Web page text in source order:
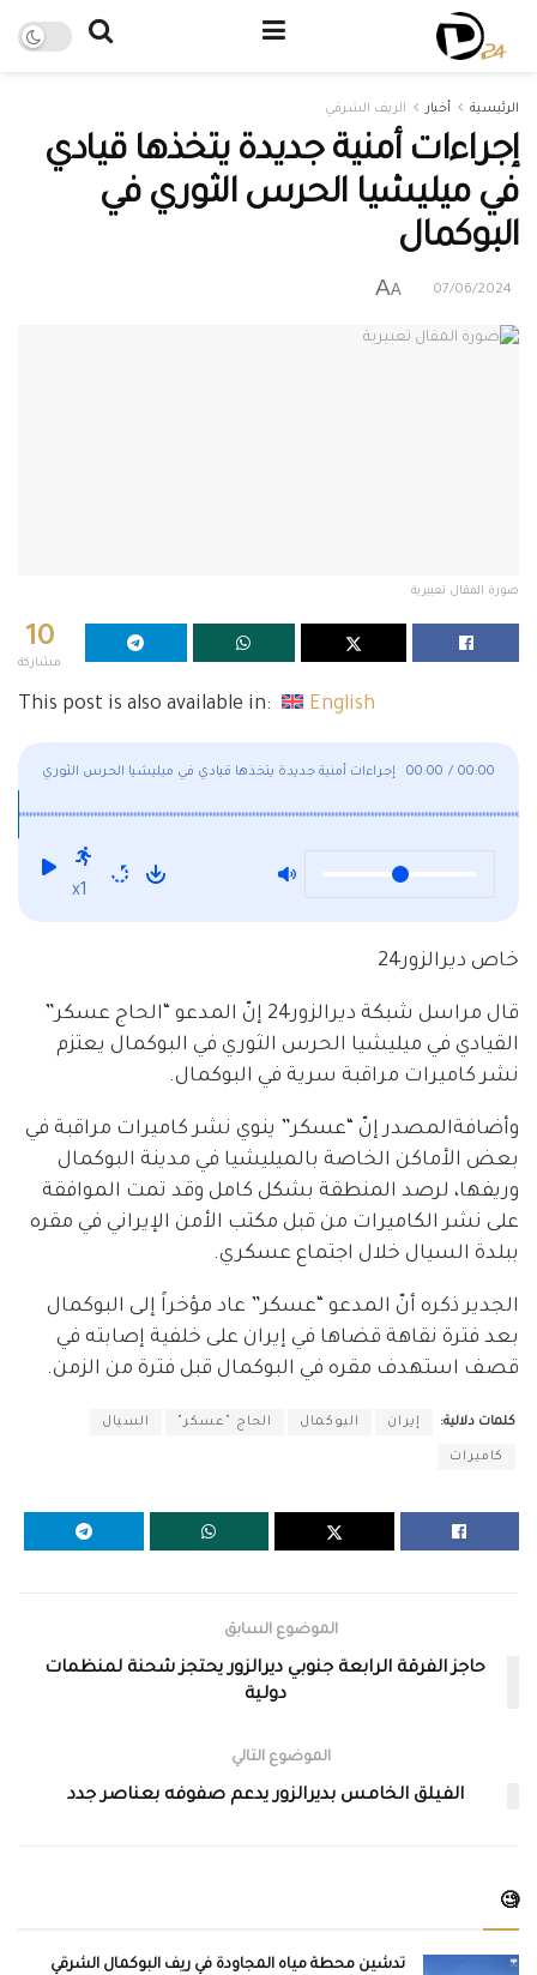
الرئيسية أخبار الريف الشرقي
إجراءات أمنية جديدة يتخذها قيادي
في ميليشيا الحرس الثوري في
البوكمال
07/06/2024
A
A
صورة المقال تعبيرية
10
مشاركة
This post is also available in: English
إجراءات أمنية جديدة يتخذها قيادي في ميليشيا الحرس الثوري 00:00 / 00:00
x1
خاص ديرالزور24
قال مراسل شبكة ديرالزور24 إنّ المدعو “الحاج عسكر”
القيادي في ميليشيا الحرس الثوري في البوكمال يعتزم
نشر كاميرات مراقبة سرية في البوكمال.
وأضافةالمصدر إنّ “عسكر” ينوي نشر كاميرات مراقبة في
بعض الأماكن الخاصة بالميليشيا في مدينة البوكمال
وريفها، لرصد المنطقة بشكل كامل وقد تمت الموافقة
على نشر الكاميرات من قبل مكتب الأمن الإيراني في مقره
ببلدة السيال خلال اجتماع عسكري.
الجدير ذكره أنّ المدعو “عسكر” عاد مؤخراً إلى البوكمال
بعد فترة نقاهة قضاها في إيران على خلفية إصابته في
قصف استهدف مقره في البوكمال قبل فترة من الزمن.
كلمات دلالية: إيران البوكمال الحاج "عسكر" السيال
كاميرات
الموضوع السابق
حاجز الفرقة الرابعة جنوبي ديرالزور يحتجز شحنة لمنظمات
دولية
الموضوع التالي
الفيلق الخامس بديرالزور يدعم صفوفه بعناصر جدد
🧐
تدشين محطة مياه المجاودة في ريف البوكمال الشرقي